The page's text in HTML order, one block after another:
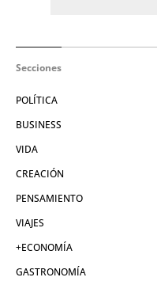
Secciones
POLÍTICA
BUSINESS
VIDA
CREACIÓN
PENSAMIENTO
VIAJES
+ECONOMÍA
GASTRONOMÍA